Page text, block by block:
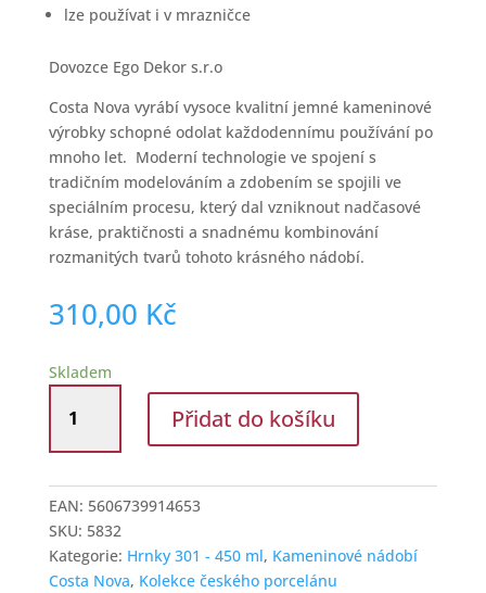
lze používat i v mrazničce
Dovozce Ego Dekor s.r.o
Costa Nova vyrábí vysoce kvalitní jemné kameninové
výrobky schopné odolat každodennímu používání po
mnoho let. Moderní technologie ve spojení s
tradičním modelováním a zdobením se spojili ve
speciálním procesu, který dal vzniknout nadčasové
kráse, praktičnosti a snadnému kombinování
rozmanitých tvarů tohoto krásného nádobí.
310,00 Kč
Skladem
hrnek
360
Costa
Nova
bílý
množství
Přidat do košíku
EAN: 5606739914653
SKU: 5832
Kategorie: Hrnky 301 - 450 ml, Kameninové nádobí
Costa Nova, Kolekce českého porcelánu